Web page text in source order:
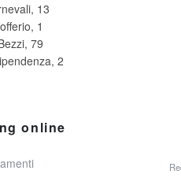
13
1
79
2
online